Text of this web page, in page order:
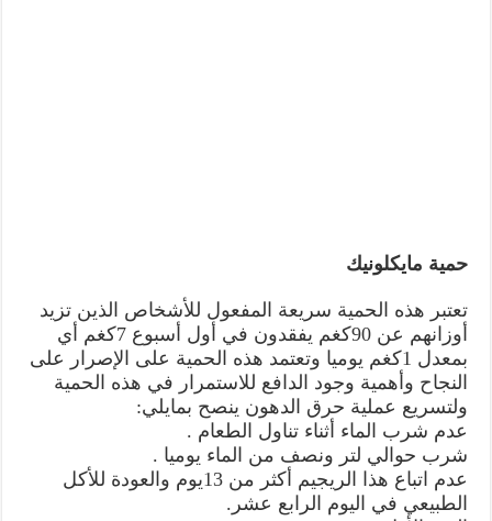
حمية مايكلونيك
تعتبر هذه الحمية سريعة المفعول للأشخاص الذين تزيد
أوزانهم عن 90كغم يفقدون في أول أسبوع 7كغم أي
بمعدل 1كغم يوميا وتعتمد هذه الحمية على الإصرار على
النجاح وأهمية وجود الدافع للاستمرار في هذه الحمية
ولتسريع عملية حرق الدهون ينصح بمايلي:
عدم شرب الماء أثناء تناول الطعام .
شرب حوالي لتر ونصف من الماء يوميا .
عدم اتباع هذا الريجيم أكثر من 13يوم والعودة للأكل
الطبيعي في اليوم الرابع عشر.